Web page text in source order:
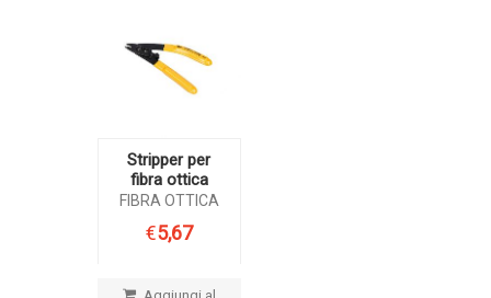
Stripper per
fibra ottica
FIBRA OTTICA
€5,67